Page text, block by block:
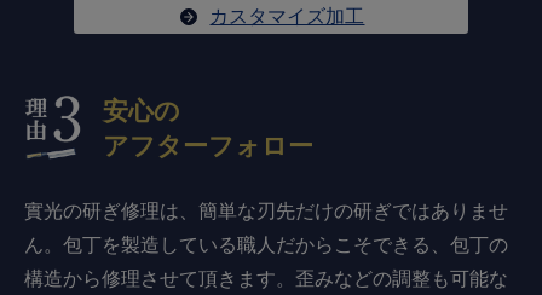
カスタマイズ加工
安心の
アフターフォロー
實光の研ぎ修理は、簡単な刃先だけの研ぎではありませ
ん。包丁を製造している職人だからこそできる、包丁の
構造から修理させて頂きます。歪みなどの調整も可能な